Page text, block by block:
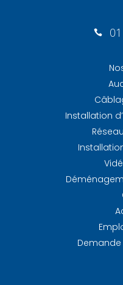

Installation
Demande